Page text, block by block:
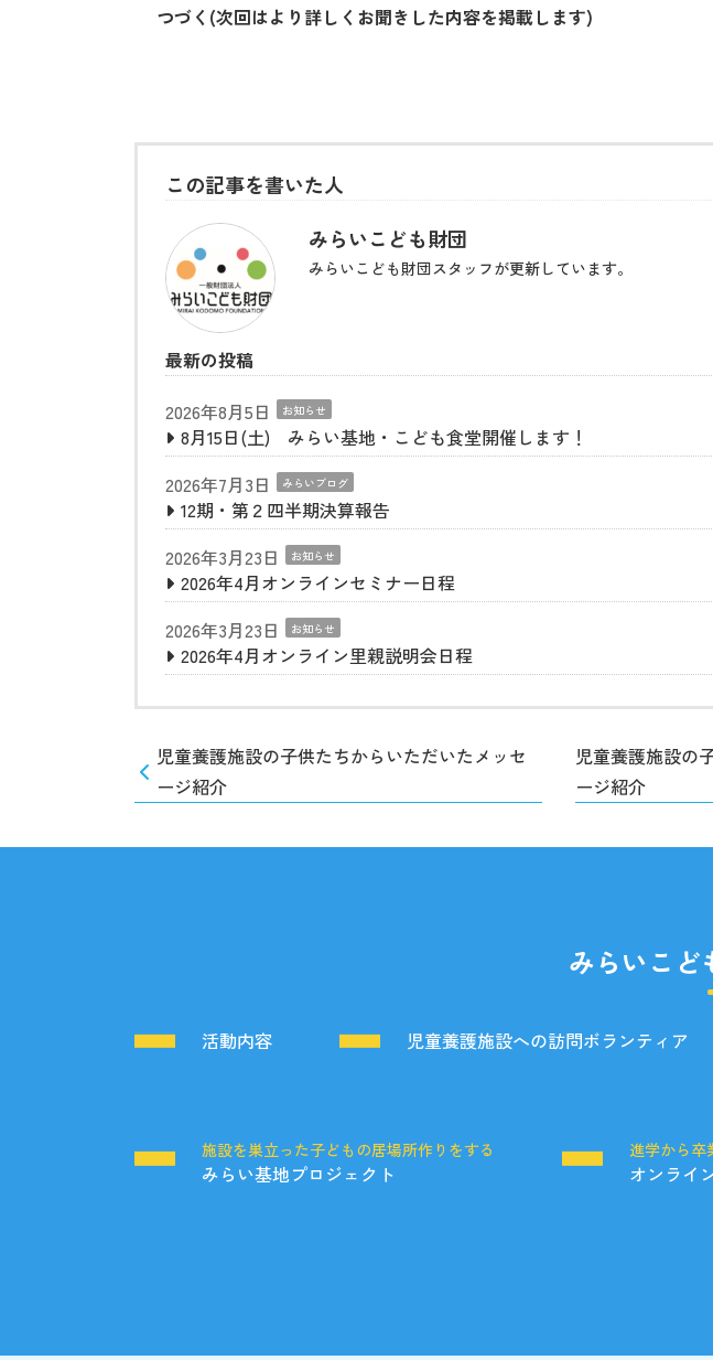
つづく(次回はより詳しくお聞きした内容を掲載します)
この記事を書いた人
みらいこども財団
みらいこども財団スタッフが更新しています。
最新の投稿
2026年8月5日
お知らせ
8月15日(土) みらい基地・こども食堂開催します！
2026年7月3日
みらいブログ
12期・第２四半期決算報告
2026年3月23日
お知らせ
2026年4月オンラインセミナー日程
2026年3月23日
お知らせ
2026年4月オンライン里親説明会日程
児童養護施設の子供たちからいただいたメッセ
ージ紹介
児童養護施設の
ージ紹介
みらいこど
活動内容 児童養護施設への訪問ボランティア
施設を巣立った子どもの居場所作りをする
みらい基地プロジェクト
進学から卒
オンライ